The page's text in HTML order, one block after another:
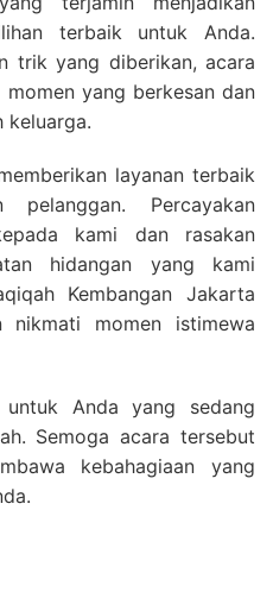
terbaik untuk Anda.
trik yang diberikan, acara
yang berkesan dan
keluarga.
layanan terbaik
Percayakan
kami dan rasakan
hidangan yang kami
Kembangan Jakarta
momen istimewa
Anda yang sedang
Semoga acara tersebut
kebahagiaan yang